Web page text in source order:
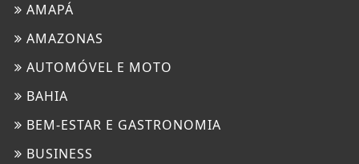
AMAPÁ
AMAZONAS
AUTOMÓVEL E MOTO
BAHIA
BEM-ESTAR E GASTRONOMIA
BUSINESS